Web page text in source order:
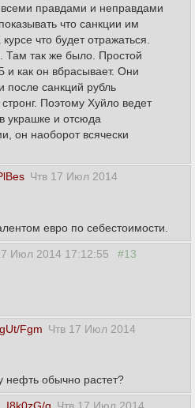
правдами и неправдами
что санкции им
что будет отражаться.
Там так же было. Простой
и как он вбрасывает. Они
после санкций рубль
Поэтому Хуйло ведет
украшке и отсюда
он наоборот всячески
Чтв 17 Июл 2014
евро по себестоимости.
Июл 2014 17:12:55
#13
Fgm Чтв 17 Июл 2014
нефть обычно растет?